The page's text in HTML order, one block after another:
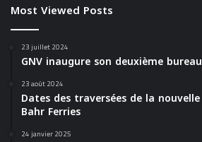
Most Viewed Posts
23 juillet 2024
GNV inaugure son deuxième
23 août 2024
Dates des traversées de la
Bahr Ferries
24 janvier 2025